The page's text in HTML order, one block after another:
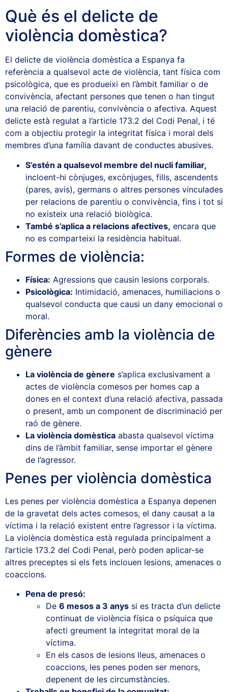
Què és el delicte de
violència domèstica?
El delicte de violència domèstica a Espanya fa
referència a qualsevol acte de violència, tant física com
psicològica, que es produeixi en l’àmbit familiar o de
convivència, afectant persones que tenen o han tingut
una relació de parentiu, convivència o afectiva. Aquest
delicte està regulat a l’article 173.2 del Codi Penal, i té
com a objectiu protegir la integritat física i moral dels
membres d’una família davant de conductes abusives.
S’estén a qualsevol membre del nucli familiar,
incloent-hi cònjuges, excònjuges, fills, ascendents
(pares, avis), germans o altres persones vinculades
per relacions de parentiu o convivència, fins i tot si
no existeix una relació biològica.
També s’aplica a relacions afectives, encara que
no es comparteixi la residència habitual.
Formes de violència:
Física: Agressions que causin lesions corporals.
Psicològica: Intimidació, amenaces, humiliacions o
qualsevol conducta que causi un dany emocional o
moral.
Diferències amb la violència de
gènere
La violència de gènere s’aplica exclusivament a
actes de violència comesos per homes cap a
dones en el context d’una relació afectiva, passada
o present, amb un component de discriminació per
raó de gènere.
La violència domèstica abasta qualsevol víctima
dins de l’àmbit familiar, sense importar el gènere
de l’agressor.
Penes per violència domèstica
Les penes per violència domèstica a Espanya depenen
de la gravetat dels actes comesos, el dany causat a la
víctima i la relació existent entre l’agressor i la víctima.
La violència domèstica està regulada principalment a
l’article 173.2 del Codi Penal, però poden aplicar-se
altres preceptes si els fets inclouen lesions, amenaces o
coaccions.
Pena de presó:
De 6 mesos a 3 anys si es tracta d’un delicte
continuat de violència física o psíquica que
afecti greument la integritat moral de la
víctima.
En els casos de lesions lleus, amenaces o
coaccions, les penes poden ser menors,
depenent de les circumstàncies.